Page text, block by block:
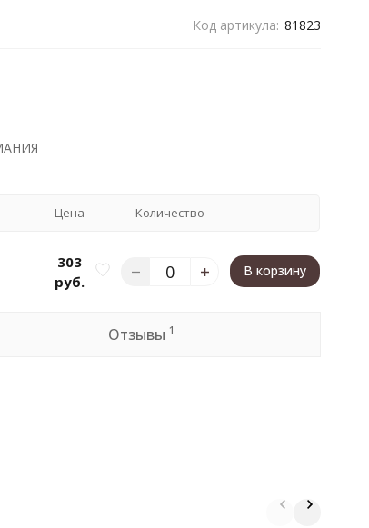
Код артикула: 81823
Цена Количество
303
руб.
В корзину
Отзывы 1